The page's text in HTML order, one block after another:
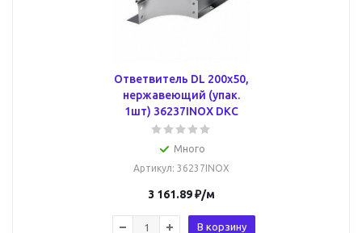
Ответвитель DL 200х50,
нержавеющий (упак.
1шт) 36237INOX DKC
Много
Артикул: 36237INOX
3 161.89₽/м
В корзину